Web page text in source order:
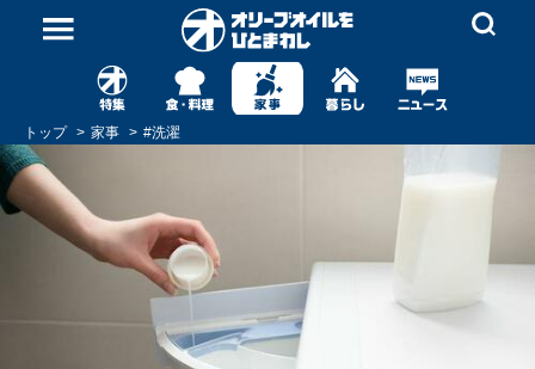
トップ 家事 #洗濯